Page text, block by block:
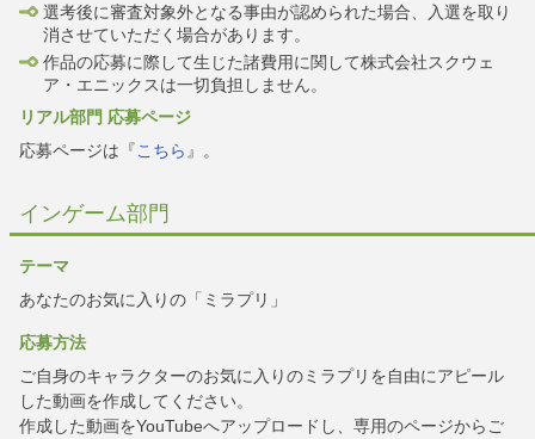
選考後に審査対象外となる事由が認められた場合、入選を取り
消させていただく場合があります。
作品の応募に際して生じた諸費用に関して株式会社スクウェ
ア・エニックスは一切負担しません。
リアル部門 応募ページ
応募ページは『こちら 』。
インゲーム部門
テーマ
あなたのお気に入りの「ミラプリ」
応募方法
ご自身のキャラクターのお気に入りのミラプリを自由にアピール
した動画を作成してください。
作成した動画をYouTubeへアップロードし、専用のページからご